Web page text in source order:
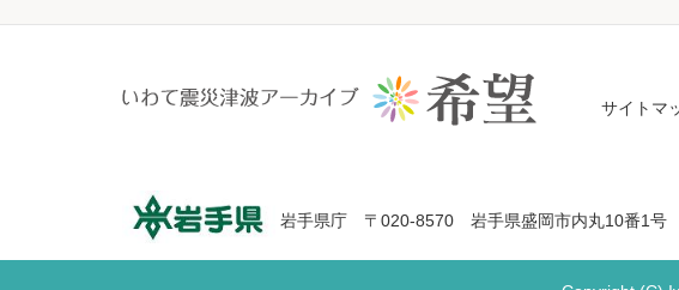
サイトマ
岩手県庁 〒020-8570 岩手県盛岡市内丸10番1号